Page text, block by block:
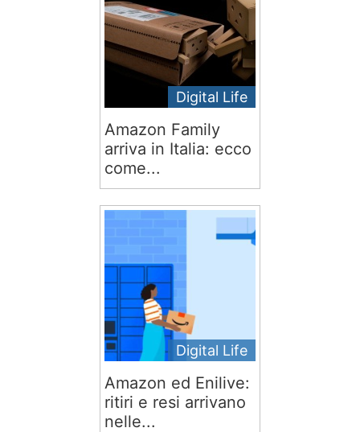
Digital Life
Amazon Family
arriva in Italia: ecco
come...
Digital Life
Amazon ed Enilive:
ritiri e resi arrivano
nelle...